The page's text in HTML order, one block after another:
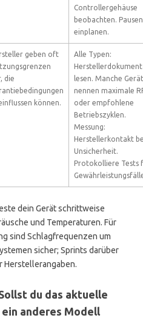
Controllergehäuse
beobachten. Pausen
einplanen.
geben oft
die
können.
Alle Typen:
lesen. Manche
nennen maximale
oder empfohlene
Betriebszyklen.
Messung:
Herstellerkontakt
Unsicherheit.
Protokolliere Tests
dein Gerät schrittweise
und Temperaturen. Für
sind Schlagfrequenzen um
sicher; Sprints darüber
Herstellerangaben.
du das aktuelle
anderes Modell